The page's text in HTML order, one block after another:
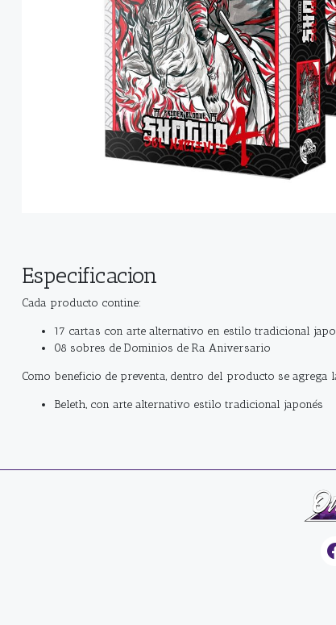
Especificacion
Cada producto contine:
17 cartas con arte alternativo en estilo tradicional
08 sobres de Dominios de Ra Aniversario
Como beneficio de preventa, dentro del producto se agrega
Beleth, con arte alternativo estilo tradicional japonés